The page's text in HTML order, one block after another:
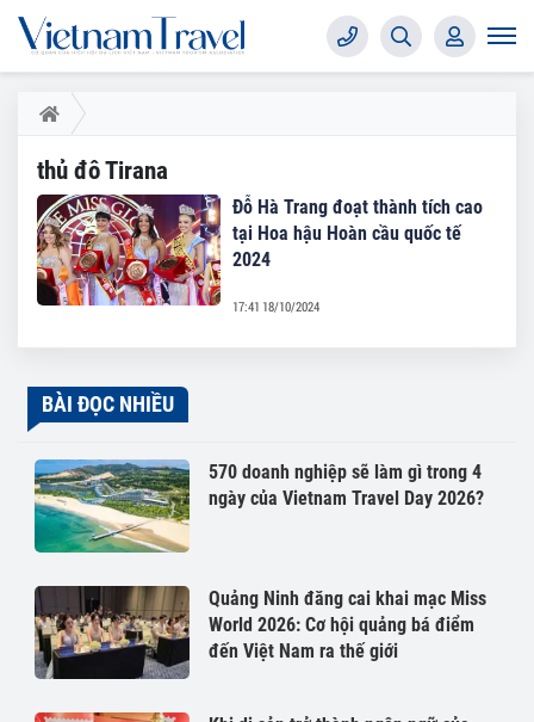
thủ đô Tirana
Đỗ Hà Trang đoạt thành tích cao
tại Hoa hậu Hoàn cầu quốc tế
2024
17:41 18/10/2024
BÀI ĐỌC NHIỀU
570 doanh nghiệp sẽ làm gì trong 4
ngày của Vietnam Travel Day 2026?
Quảng Ninh đăng cai khai mạc Miss
World 2026: Cơ hội quảng bá điểm
đến Việt Nam ra thế giới